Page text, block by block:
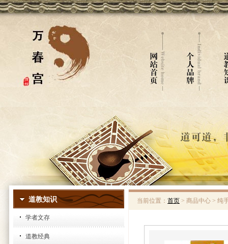
道教知识
学者文存
道教经典
当前位置： 首页 > 商品中心 > 纯